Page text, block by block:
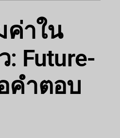
ค่าใน
: Future-
คำตอบ